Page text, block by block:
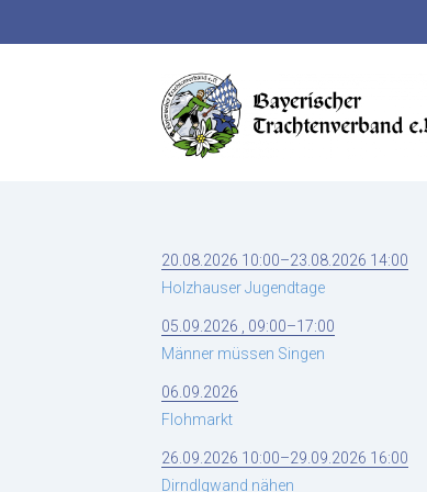
Suchbegriffe
20.08.2026 10:00–23.08.2026 14:00
Holzhauser Jugendtage
05.09.2026 , 09:00–17:00
Männer müssen Singen
06.09.2026
Flohmarkt
26.09.2026 10:00–29.09.2026 16:00
Dirndlgwand nähen